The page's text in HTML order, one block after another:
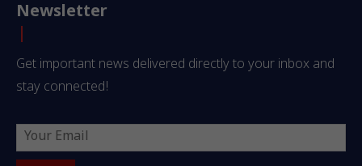
Newsletter
Get important news delivered directly to your inbox and
stay connected!